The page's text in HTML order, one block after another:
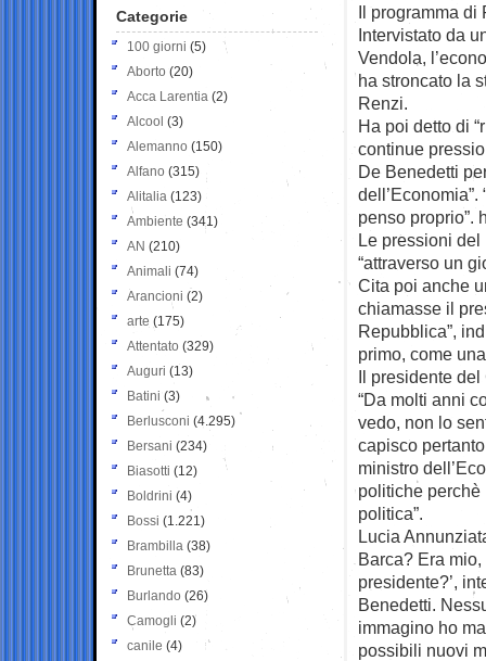
Il programma di
Intervistato da
Vendola,
ha stroncato la
Renzi.
Ha poi detto di
continue
De Benedetti
dell’Economia”.
penso proprio”.
Le pressioni
“attraverso un
Cita poi anche
chiamasse il
Repubblica”,
primo, come
Il presidente
“Da molti anni
vedo, non lo
capisco
ministro
politiche perchè
politica”.
Lucia
Barca? Era
presidente?’,
Benedetti.
immagino ho
possibili nuovi
Categorie
100 giorni (5)
Aborto (20)
Acca Larentia (2)
Alcool (3)
Alemanno (150)
Alfano (315)
Alitalia (123)
Ambiente (341)
AN (210)
Animali (74)
Arancioni (2)
arte (175)
Attentato (329)
Auguri (13)
Batini (3)
Berlusconi (4.295)
Bersani (234)
Biasotti (12)
Boldrini (4)
Bossi (1.221)
Brambilla (38)
Brunetta (83)
Burlando (26)
Camogli (2)
canile (4)